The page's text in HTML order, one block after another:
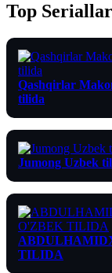
Top Seriallar
Qashqirlar
tilida
Jumong Uzbek
TILIDA